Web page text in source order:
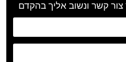
צור קשר ונשוב אליך בהקדם